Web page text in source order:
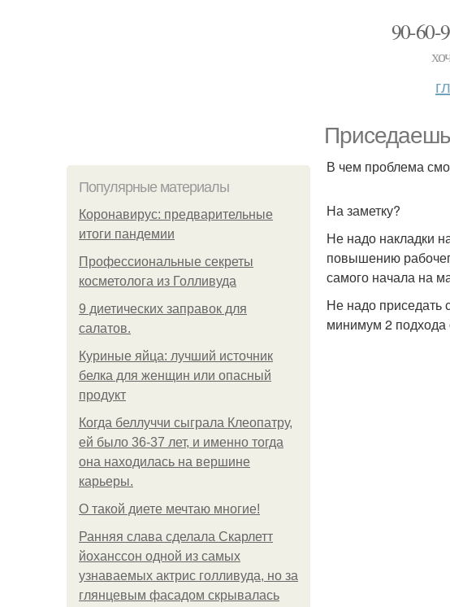
90-
Популярные материалы
Коронавирус: предварительные
итоги пандемии
Профессиональные секреты
косметолога из Голливуда
9 диетических заправок для
салатов.
Куриные яйца: лучший источник
белка для женщин или опасный
продукт
Когда беллуччи сыграла Клеопатру,
ей было 36-37 лет, и именно тогда
она находилась на вершине
карьеры.
О такой диете мечтаю многие!
Ранняя слава сделала Скарлетт
йоханссон одной из самых
узнаваемых актрис голливуда, но за
глянцевым фасадом скрывалась
В чем проблема
На заметку?
Не надо накладки
повышению
самого начала на
Не надо приседать
минимум 2 подхода